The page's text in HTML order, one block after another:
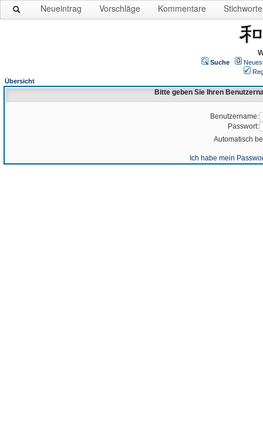
Neueintrag Vorschläge Kommentare Stichworte
Suche
Übersicht
Bitte geben Sie Ihren
Benutzername:
Passwort:
Automatisch
Ich habe mein